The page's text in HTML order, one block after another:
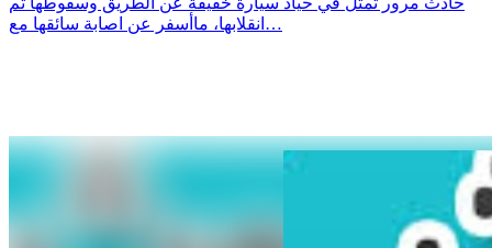
انقلابها، ماأسفر عن اصابة سائقها مع…